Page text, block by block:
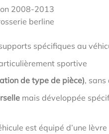
2008-2013
berline
spécifiques au
sportive
de type de pièce),
mais développée
est équipé d’une